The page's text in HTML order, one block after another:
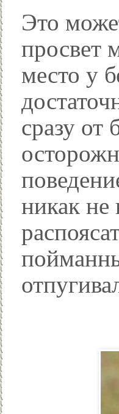
Это
просвет
место у
сразу от
никак